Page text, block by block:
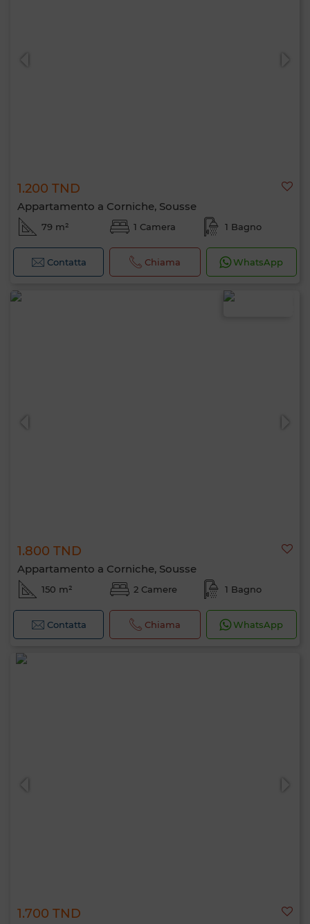
1.200 TND
Appartamento a Corniche, Sousse
79 m² 1 Camera 1 Bagno
Contatta Chiama WhatsApp
1.800 TND
Appartamento a Corniche, Sousse
150 m² 2 Camere 1 Bagno
Contatta Chiama WhatsApp
1.700 TND